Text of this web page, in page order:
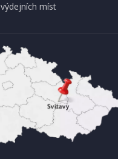
výdejních míst